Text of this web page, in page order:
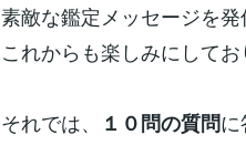
素敵な鑑定メッセージを発
これからも楽しみにしてお
それでは、 １０問の質問に